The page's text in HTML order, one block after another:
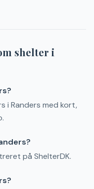
shelter i
i Randers med kort,
på ShelterDK.